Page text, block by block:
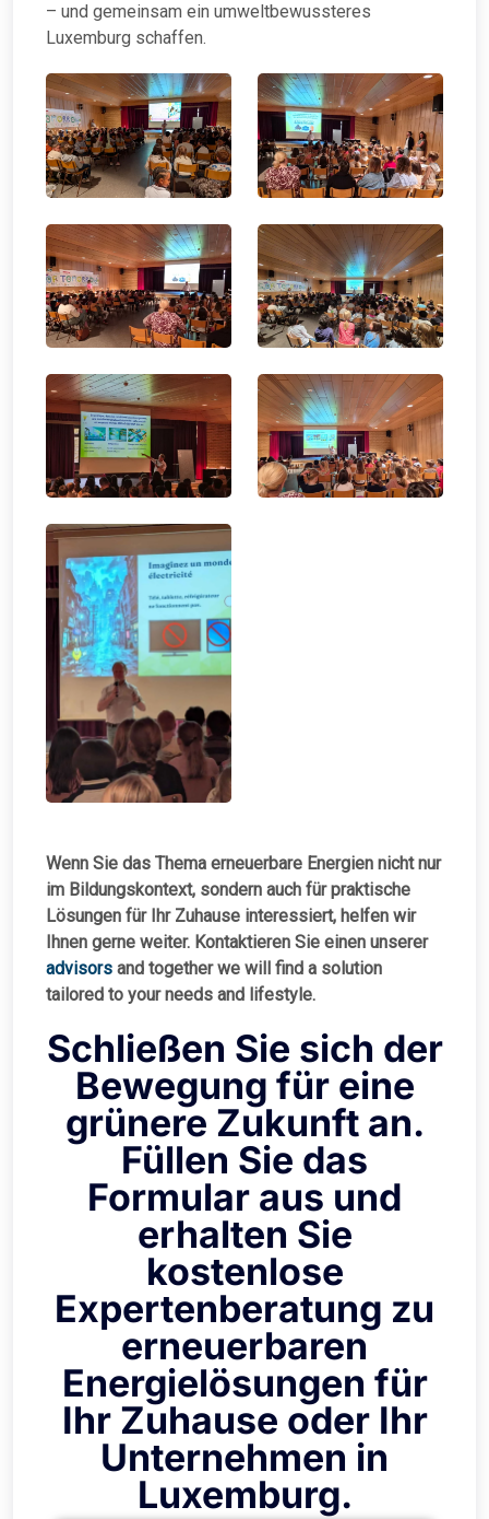
– und gemeinsam ein umweltbewussteres
Luxemburg schaffen.
Wenn Sie das Thema erneuerbare Energien nicht nur
im Bildungskontext, sondern auch für praktische
Lösungen für Ihr Zuhause interessiert, helfen wir
Ihnen gerne weiter. Kontaktieren Sie einen unserer
advisors and together we will find a solution
tailored to your needs and lifestyle.
Schließen Sie sich der
Bewegung für eine
grünere Zukunft an.
Füllen Sie das
Formular aus und
erhalten Sie
kostenlose
Expertenberatung zu
erneuerbaren
Energielösungen für
Ihr Zuhause oder Ihr
Unternehmen in
Luxemburg.